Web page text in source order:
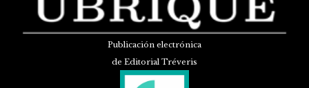
Publicación electrónica
de Editorial Tréveris